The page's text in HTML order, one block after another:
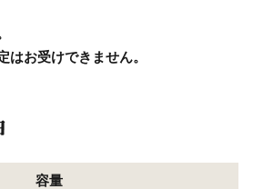
お受けできません。
容量